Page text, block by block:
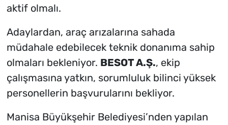
aktif olmalı.
Adaylardan, araç arızalarına sahada
müdahale edebilecek teknik donanıma sahip
olmaları bekleniyor. BESOT A.Ş., ekip
çalışmasına yatkın, sorumluluk bilinci yüksek
personellerin başvurularını bekliyor.
Manisa Büyükşehir Belediyesi’nden yapılan